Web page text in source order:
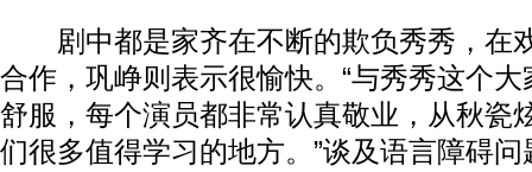
剧中都是家齐在不断的欺负秀秀，在
合作，巩峥则表示很愉快。“与秀秀这个
舒服，每个演员都非常认真敬业，从秋瓷
们很多值得学习的地方。”谈及语言障碍